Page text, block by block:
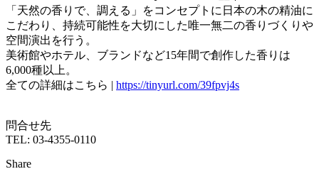
「天然の香りで、調える」をコンセプトに日本の木の精油に
こだわり、持続可能性を大切にした唯一無二の香りづくりや
空間演出を行う。
美術館やホテル、ブランドなど15年間で創作した香りは
6,000種以上。
全ての詳細はこちら | https://tinyurl.com/39fpvj4s
問合せ先
TEL: 03-4355-0110
Share